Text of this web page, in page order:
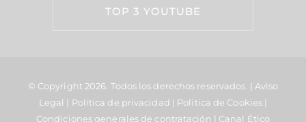
TOP 3 YOUTUBE
© Copyright 2026. Todos los derechos reservados. | Aviso
Legal | Política de privacidad | Política de Cookies |
Condiciones generales de contratación | Canal Ético